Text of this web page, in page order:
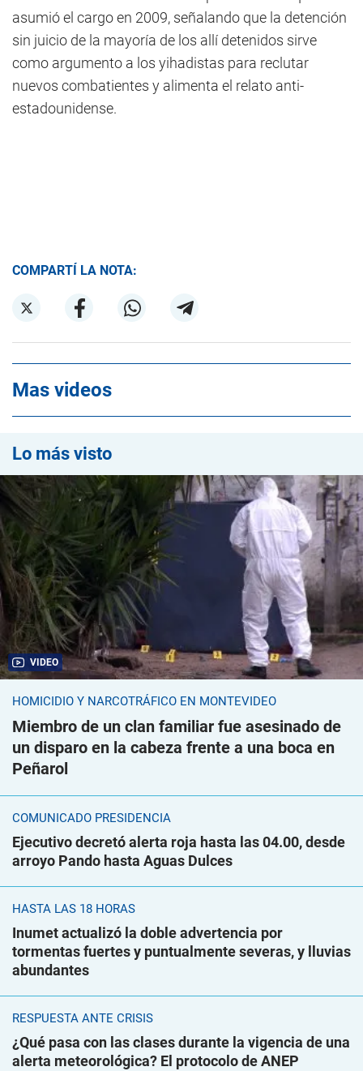
asumió el cargo en 2009, señalando que la detención
sin juicio de la mayoría de los allí detenidos sirve
como argumento a los yihadistas para reclutar
nuevos combatientes y alimenta el relato anti-
estadounidense.
COMPARTÍ LA NOTA:
Mas videos
Lo más visto
VIDEO
HOMICIDIO Y NARCOTRÁFICO EN MONTEVIDEO
Miembro de un clan familiar fue asesinado de
un disparo en la cabeza frente a una boca en
Peñarol
COMUNICADO PRESIDENCIA
Ejecutivo decretó alerta roja hasta las 04.00, desde
arroyo Pando hasta Aguas Dulces
HASTA LAS 18 HORAS
Inumet actualizó la doble advertencia por
tormentas fuertes y puntualmente severas, y lluvias
abundantes
RESPUESTA ANTE CRISIS
¿Qué pasa con las clases durante la vigencia de una
alerta meteorológica? El protocolo de ANEP